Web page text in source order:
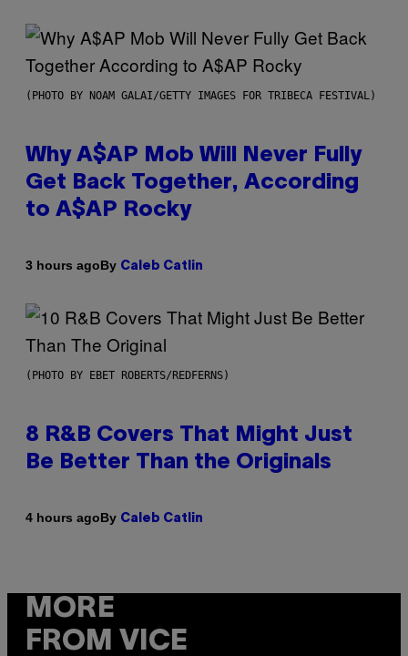
(PHOTO BY NOAM GALAI/GETTY IMAGES FOR TRIBECA FESTIVAL)
Why A$AP Mob Will Never Fully
Get Back Together, According
to A$AP Rocky
3 hours agoBy Caleb Catlin
(PHOTO BY EBET ROBERTS/REDFERNS)
8 R&B Covers That Might Just
Be Better Than the Originals
4 hours agoBy Caleb Catlin
MORE
FROM VICE